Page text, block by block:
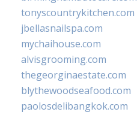
tonyscountrykitchen.com
jbellasnailspa.com
mychaihouse.com
alvisgrooming.com
thegeorginaestate.com
blythewoodseafood.com
paolosdelibangkok.com